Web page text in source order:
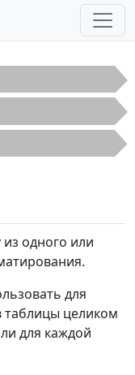
из одного или
для
таблицы целиком
для каждой